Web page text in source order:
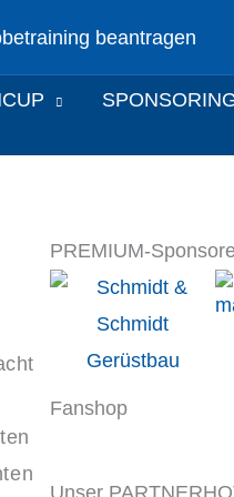
beantragen
PREMIUM-
Fanshop
Unser